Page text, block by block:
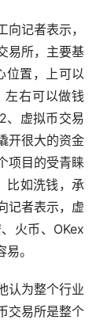
记者表示，
易所，主要基
位置，上可以
左右可以做钱
、虚拟币交易
开很大的资金
项目的受青睐
比如洗钱，承
记者表示，虚
火币、OKex
。
为整个行业
交易所是整个